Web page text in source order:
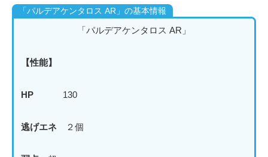
「パルデアケンタロス AR」の基本情報
「パルデアケンタロス AR」
【性能】
HP 130
逃げエネ ２個